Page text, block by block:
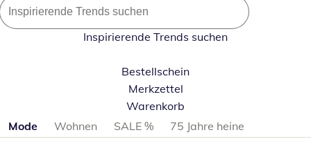
Inspirierende Trends suchen
Bestellschein
Merkzettel
Warenkorb
Produktkategorien überspringen
Mode Wohnen SALE %
75 Jahre heine